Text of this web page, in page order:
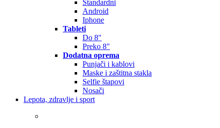
Standardni
Android
Iphone
Tableti
Do 8"
Preko 8"
Dodatna oprema
Punjači i kablovi
Maske i zaštitna stakla
Selfie štapovi
Nosači
Lepota, zdravlje i sport